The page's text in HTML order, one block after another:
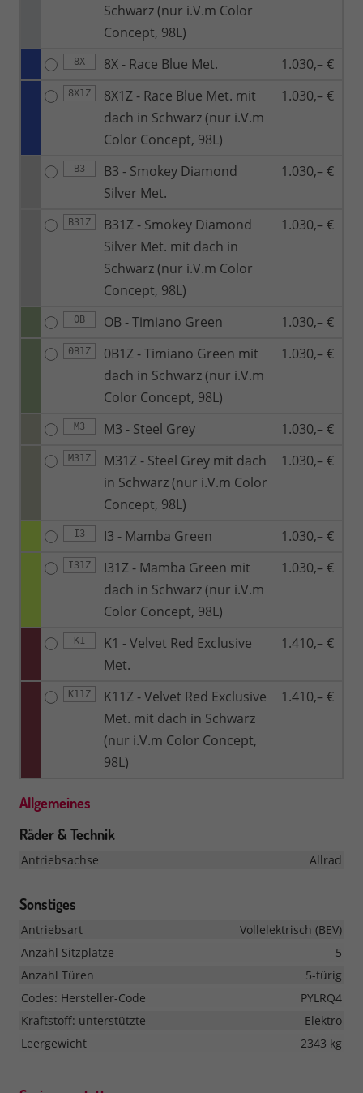
Schwarz (nur i.V.m Color
Concept, 98L)
8X 8X - Race Blue Met. 1.030,– €
8X1Z
8X1Z - Race Blue Met. mit
dach in Schwarz (nur i.V.m
Color Concept, 98L)
1.030,– €
B3
B3 - Smokey Diamond
Silver Met.
1.030,– €
B31Z
B31Z - Smokey Diamond
Silver Met. mit dach in
Schwarz (nur i.V.m Color
Concept, 98L)
1.030,– €
0B OB - Timiano Green 1.030,– €
0B1Z
0B1Z - Timiano Green mit
dach in Schwarz (nur i.V.m
Color Concept, 98L)
1.030,– €
M3 M3 - Steel Grey 1.030,– €
M31Z
M31Z - Steel Grey mit dach
in Schwarz (nur i.V.m Color
Concept, 98L)
1.030,– €
I3 I3 - Mamba Green 1.030,– €
I31Z
I31Z - Mamba Green mit
dach in Schwarz (nur i.V.m
Color Concept, 98L)
1.030,– €
K1
K1 - Velvet Red Exclusive
Met.
1.410,– €
K11Z
K11Z - Velvet Red Exclusive
Met. mit dach in Schwarz
(nur i.V.m Color Concept,
98L)
1.410,– €
Allgemeines
Räder & Technik
Antriebsachse Allrad
Sonstiges
Antriebsart
Vollelektrisch (BEV)
Anzahl Sitzplätze
5
Anzahl Türen
5-türig
Codes: Hersteller-Code
PYLRQ4
Kraftstoff: unterstützte
Elektro
Leergewicht
2343 kg